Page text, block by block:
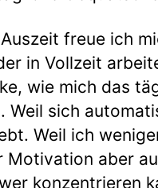
freue ich
in Vollzeit
wie mich das
Weil sich
Weil ich
Motivation aber
konzentrieren